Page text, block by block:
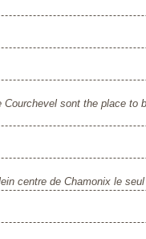
sont the place to
centre de Chamonix le